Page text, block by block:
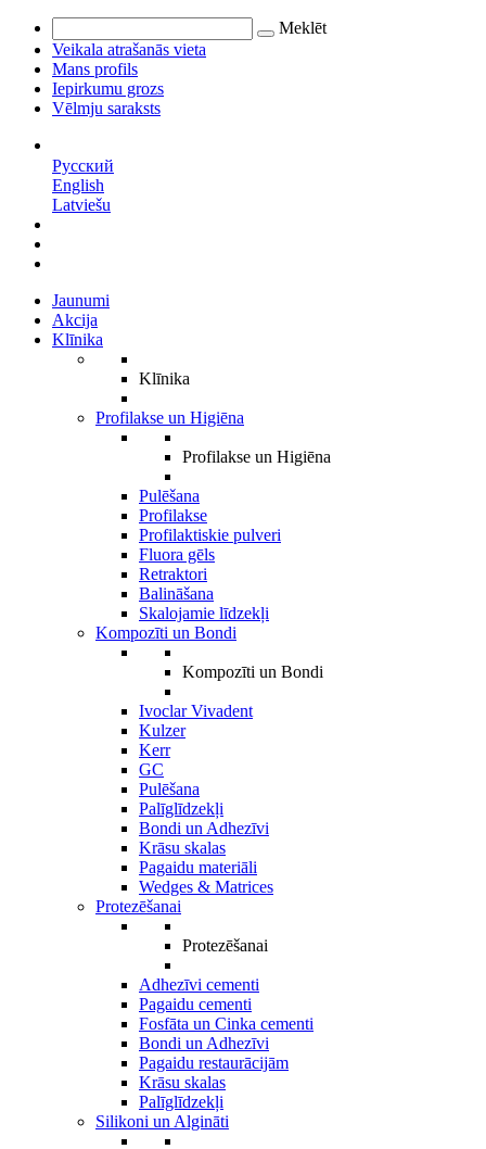
Meklēt
Veikala atrašanās vieta
Mans profils
Iepirkumu grozs
Vēlmju saraksts
Русский
English
Latviešu
Jaunumi
Akcija
Klīnika
Klīnika
Profilakse un Higiēna
Profilakse un Higiēna
Pulēšana
Profilakse
Profilaktiskie pulveri
Fluora gēls
Retraktori
Balināšana
Skalojamie līdzekļi
Kompozīti un Bondi
Kompozīti un Bondi
Ivoclar Vivadent
Kulzer
Kerr
GC
Pulēšana
Palīglīdzekļi
Bondi un Adhezīvi
Krāsu skalas
Pagaidu materiāli
Wedges & Matrices
Protezēšanai
Protezēšanai
Adhezīvi cementi
Pagaidu cementi
Fosfāta un Cinka cementi
Bondi un Adhezīvi
Pagaidu restaurācijām
Krāsu skalas
Palīglīdzekļi
Silikoni un Algināti